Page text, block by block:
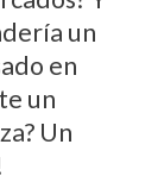
un
en
un
Un